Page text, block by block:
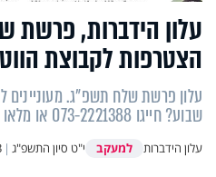
עלון הידברות, פרשת
הצטרפות לקבוצת
עלון פרשת שלח תשפ"ג. מעוניינים
שבוע? חייגו 073-2221388 או מלאו פרטים
עלון הידברות למעקב י"ט סיון התשפ"ג |